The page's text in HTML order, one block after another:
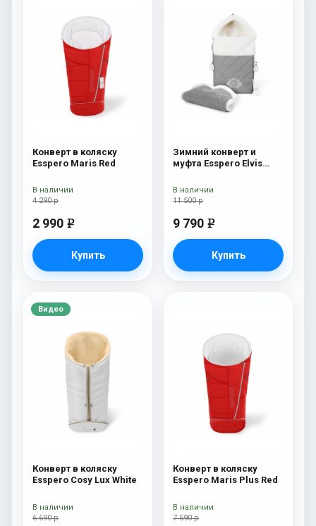
Конверт в коляску
Esspero Maris Red
4 290 р
2 990 e
Купить
В наличии
Зимний конверт и
муфта Esspero Elvis
11 500 р
9 790 e
Купить
В наличии
Видео
Конверт в коляску
Esspero Cosy Lux White
6 690 р
В наличии
Конверт в коляску
Esspero Maris Plus Red
7 590 р
В наличии